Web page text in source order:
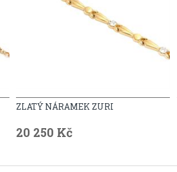
ZLATÝ NÁRAMEK ZURI
20 250 Kč